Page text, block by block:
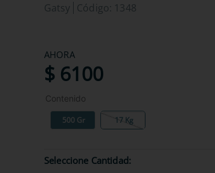
Gatsy Código: 1348
AHORA
$ 6100
Contenido
500 Gr 17 Kg
Seleccione Cantidad